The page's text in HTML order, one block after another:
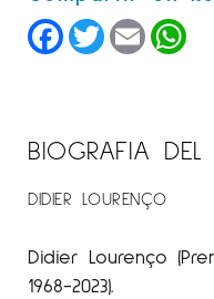
Facebook
TwitterEmail
BIOGRAFIA DEL
DIDIER LOURENÇO
Didier Lourenço
1968-2023).